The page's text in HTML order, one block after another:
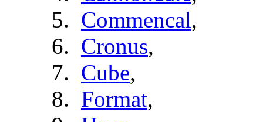
Commencal,
Cronus,
Cube,
Format,